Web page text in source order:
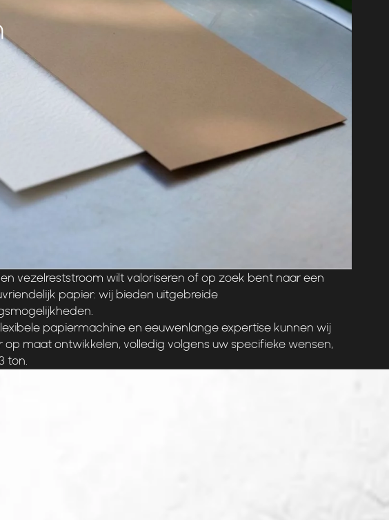
vezelreststroom wilt valoriseren of op zoek bent naar een
papier: wij bieden uitgebreide
papiermachine en eeuwenlange expertise kunnen wij
op maat ontwikkelen, volledig volgens uw specifieke wensen,
ton.